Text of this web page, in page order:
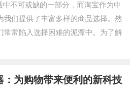
不可或缺的一部分，而淘宝作为中
我们提供了丰富多样的商品选择。然
常常陷入选择困难的泥潭中。为了解
为购物带来便利的新科技